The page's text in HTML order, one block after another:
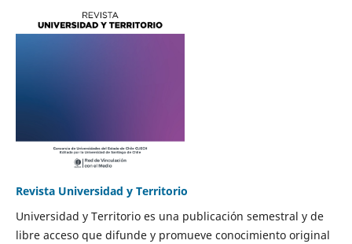
Revista Universidad y Territorio
Universidad y Territorio es una publicación semestral y de
libre acceso que difunde y promueve conocimiento original